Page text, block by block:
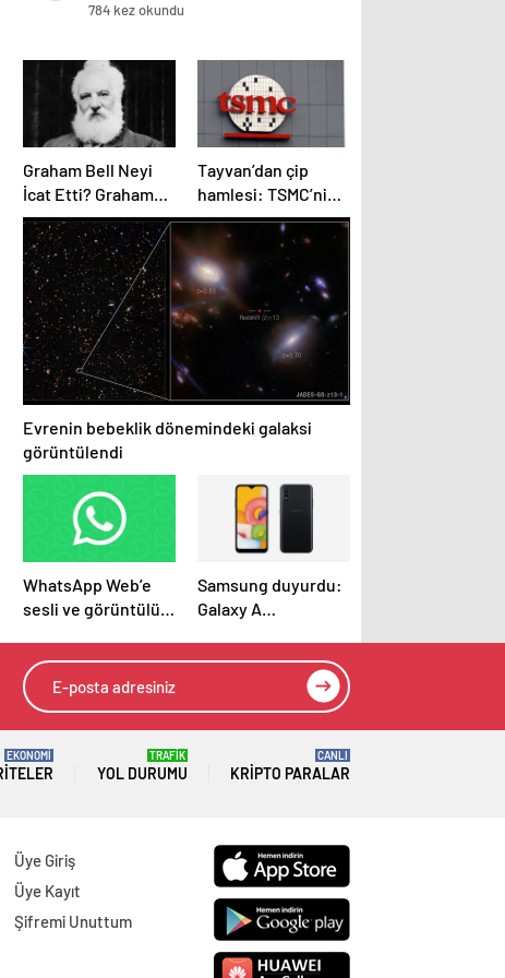
784 kez okundu
Graham Bell Neyi
İcat Etti? Graham
Bell Neyi Buldu,
Bilime Katkıları
Nelerdir?
Tayvan’dan çip
hamlesi: TSMC’nin
yeni teknolojileri
ülke dışına
çıkmayacak
Evrenin bebeklik dönemindeki galaksi
görüntülendi
WhatsApp Web’e
sesli ve görüntülü
geliyor
Samsung duyurdu:
Galaxy A
yapay zeka özelliği
EKONOMİ
YOL DURUMU
TRAFİK
KRIPTO PARALAR
CANLI
Üye Giriş
Üye Kayıt
Şifremi Unuttum